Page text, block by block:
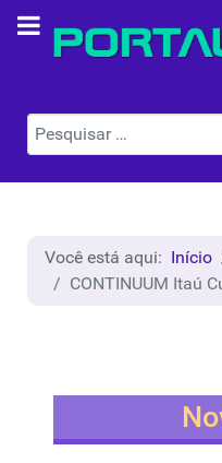
Pesquisar
Você está aqui: Início
CONTINUUM Itaú